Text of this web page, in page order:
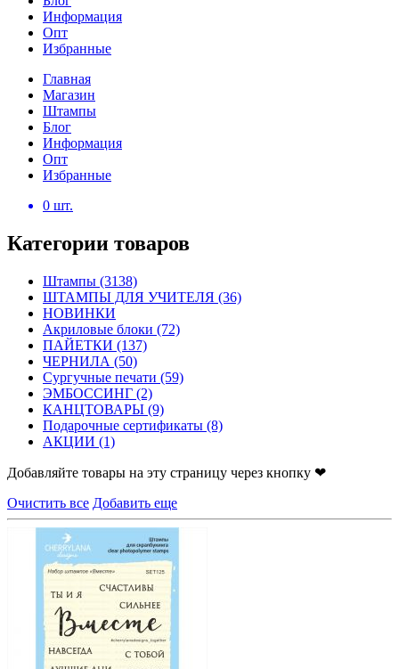
Информация
Опт
Избранные
Главная
Магазин
Штампы
Блог
Информация
Опт
Избранные
0 шт.
Категории товаров
Штампы (3138)
ШТАМПЫ ДЛЯ УЧИТЕЛЯ (36)
НОВИНКИ
Акриловые блоки (72)
ПАЙЕТКИ (137)
ЧЕРНИЛА (50)
Сургучные печати (59)
ЭМБОССИНГ (2)
КАНЦТОВАРЫ (9)
Подарочные сертификаты (8)
АКЦИИ (1)
Добавляйте товары на эту страницу через кнопку ❤
Очистить все Добавить еще